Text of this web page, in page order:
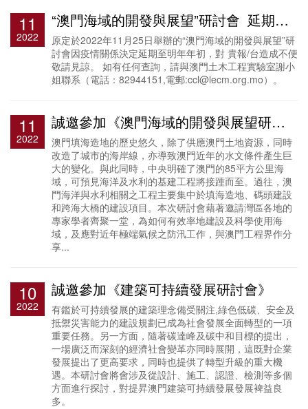
11
2022
“澳門海域的開發與展望”研討會_延期通知
原定於2022年11月25日舉辦的“澳門海域的開發與展望”研
討會因疫情關係決定延期至明年年初，對 貴報/台造成不便
敬請見諒。 如有任何查詢，請與澳門土木工程實驗室謝小
姐聯系（電話：82944151,電郵:ccl@lecm.org.mo）。
11
2022
誠邀參加《澳門海域的開發與展望研討會》
澳門填海造地的歷史悠久，除了供應澳門土地資源，同時
改造了城市的海岸線，亦導致澳門近年的水文條件產生巨
大的變化。與此同時，中央明確了澳門的85平方公里海
域，可預見海洋及水利的基建工程將接踵而至。過往，澳
門海洋與水利相關之工程主要集中於填海造地、碼頭建設
和跨海大橋的建設項目。本次研討會藉著邀請灣區各地的
專家學者齊聚一堂，為如何有效率地建設及科學使用海
域，及應對近年極端氣候之防汛工作，與澳門工程界作分
享...
10
2022
誠邀參加《建築可持續發展研討會》
有鑑於可持續發展的建築理念備受關注,綠色低碳、安全及
抵禦災害能力的建設規劃已成為社會發展全面轉型的一項
重要任務。另一方面，隨著碳達峰及碳中和目標的提出，
一場廣泛而深刻的經濟社會變革亦同時展開，這既對企業
發展提出了更高要求，同時也提供了轉型升級的重大機
遇。本研討會將會涉及從設計、施工、認證、檢測等多個
方面進行探討，對提昇澳門建築可持續發展發展裨益良
多。